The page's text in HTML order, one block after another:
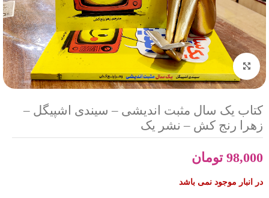
بزرگنمایی تصویر
کتاب یک سال مثبت اندیشی – سیندی اشپیگل –
زهرا رنج کش – نشر یک
98,000 تومان
در انبار موجود نمی باشد